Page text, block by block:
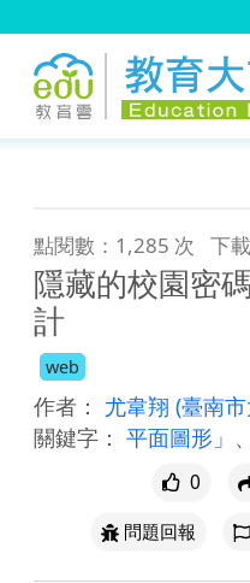
點閱數：1,285 次 下
隱藏的校園密
計
web
作者： 尤韋翔 (臺南
關鍵字： 平面圖形」 、
0
問題回報